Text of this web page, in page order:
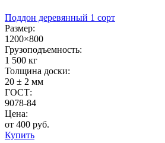
Поддон деревянный 1 сорт
Размер:
1200×800
Грузоподъемность:
1 500 кг
Толщина доски:
20 ± 2 мм
ГОСТ:
9078-84
Цена:
от 400 руб.
Купить